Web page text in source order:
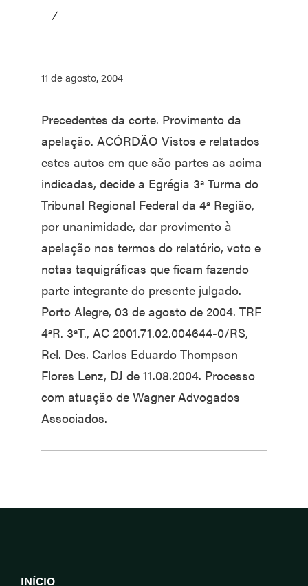
/
11 de agosto, 2004
Precedentes da corte. Provimento da
apelação. ACÓRDÃO Vistos e relatados
estes autos em que são partes as acima
indicadas, decide a Egrégia 3ª Turma do
Tribunal Regional Federal da 4ª Região,
por unanimidade, dar provimento à
apelação nos termos do relatório, voto e
notas taquigráficas que ficam fazendo
parte integrante do presente julgado.
Porto Alegre, 03 de agosto de 2004. TRF
4ªR. 3ªT., AC 2001.71.02.004644-0/RS,
Rel. Des. Carlos Eduardo Thompson
Flores Lenz, DJ de 11.08.2004. Processo
com atuação de Wagner Advogados
Associados.
INÍCIO